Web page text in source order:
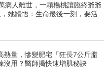
病人離世，一顆楊桃讓臨終爺爺
她體悟：生命最後一刻，要活
熱量，慘變肥宅「狂長7公斤脂
沒用？醫師揭快速增肌秘訣